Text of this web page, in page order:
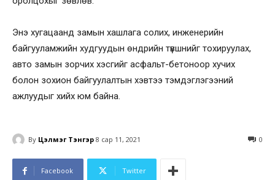
Энэ хугацаанд замын хашлага солих, инженерийн
байгууламжийн худгуудын өндрийн түвшнийг тохируулах,
авто замын зорчих хэсгийг асфальт-бетоноор хучих
болон зохион байгуулалтын хэвтээ тэмдэглэгээний
ажлуудыг хийх юм байна.
By Цэлмэг Тэнгэр 8 сар 11, 2021 0
Facebook Twitter